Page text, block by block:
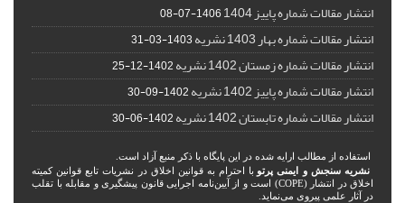
انتشار مقالات شماره پاییز 1404 1406-07-08
انتشار مقالات شماره بهار 1403 نشریه 1403-03-31
انتشار مقالات شماره زمستان 1402 نشریه 1402-12-25
انتشار مقالات شماره پاییز 1402 نشریه 1402-09-30
انتشار مقالات شماره تابستان 1402 نشریه 1402-06-30
استفاده از مطالب ارایه شده در این پایگاه با ذکر منبع آزاد است.
نشریه سنجش و ایمنی پرتو با احترام به قوانین اخلاق در نشریات تابع قوانین کمیته
اخلاق در انتشار (COPE) است و از آیین‌نامه اجرایی قانون پیشگیری و مقابله با تقلب
در آثار علمی پیروی می‌نماید.